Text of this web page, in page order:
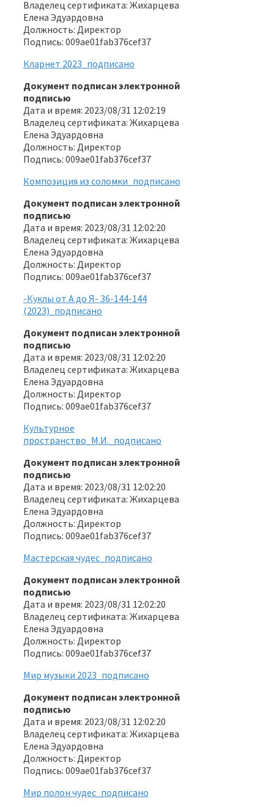
Владелец сертификата: Жихарцева
Елена Эдуардовна
Должность: Директор
Подпись: 009ae01fab376cef37
Кларнет 2023_подписано
Документ подписан электронной
подписью
Дата и время: 2023/08/31 12:02:19
Владелец сертификата: Жихарцева
Елена Эдуардовна
Должность: Директор
Подпись: 009ae01fab376cef37
Композиция из соломки_подписано
Документ подписан электронной
подписью
Дата и время: 2023/08/31 12:02:20
Владелец сертификата: Жихарцева
Елена Эдуардовна
Должность: Директор
Подпись: 009ae01fab376cef37
-Куклы от А до Я- 36-144-144
(2023)_подписано
Документ подписан электронной
подписью
Дата и время: 2023/08/31 12:02:20
Владелец сертификата: Жихарцева
Елена Эдуардовна
Должность: Директор
Подпись: 009ae01fab376cef37
Культурное
пространство_М.И._подписано
Документ подписан электронной
подписью
Дата и время: 2023/08/31 12:02:20
Владелец сертификата: Жихарцева
Елена Эдуардовна
Должность: Директор
Подпись: 009ae01fab376cef37
Мастерская чудес_подписано
Документ подписан электронной
подписью
Дата и время: 2023/08/31 12:02:20
Владелец сертификата: Жихарцева
Елена Эдуардовна
Должность: Директор
Подпись: 009ae01fab376cef37
Мир музыки 2023_подписано
Документ подписан электронной
подписью
Дата и время: 2023/08/31 12:02:20
Владелец сертификата: Жихарцева
Елена Эдуардовна
Должность: Директор
Подпись: 009ae01fab376cef37
Мир полон чудес_подписано